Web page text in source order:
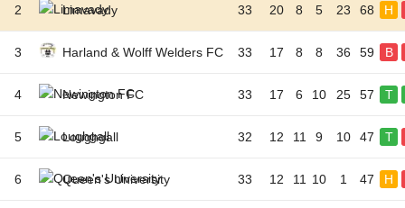
2 Limavady 33 20 8 5 23 68 H
3 Harland & Wolff Welders FC 33 17 8 8 36 59 B
4 Newington FC 33 17 6 10 25 57 T
5 Loughgall 32 12 11 9 10 47 T
6 Queen's University 33 12 11 10 1 47 H